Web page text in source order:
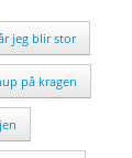
jeg blir stor
på kragen